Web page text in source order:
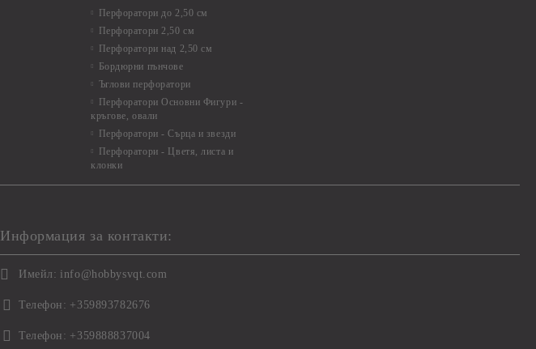
Перфоратори до 2,50 см
Перфоратори 2,50 см
Перфоратори над 2,50 см
Бордюрни пънчове
Ъглови перфоратори
Перфоратори Основни Фигури -
кръгове, овали
Перфоратори - Сърца и звезди
Перфоратори - Цветя, листа и
клонки
Информация за контакти:
Имейл: info@hobbysvqt.com
Телефон: +359893782676
Телефон: +359888837004